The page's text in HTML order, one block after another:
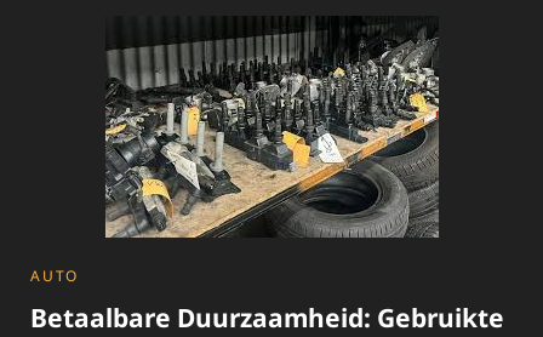
OVER
DE
PERFECTE
SCOOTERHELM
CATEGORIES
AUTO
Betaalbare Duurzaamheid: Gebruikte